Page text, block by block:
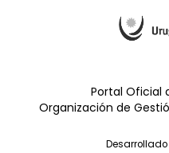
Portal Oficial
Organización de
Desarrollado